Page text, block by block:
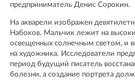
предприниматель Денис Сорокин.
На акварели изображен
Набоков. Мальчик лежит на
освещенных солнечным светом, и
на художника. Исследователи
период будущий писатель
болезни, а создание портрета